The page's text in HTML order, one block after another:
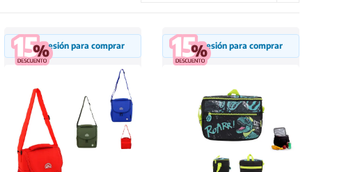
Inicia sesión para comprar Inicia sesión para comprar